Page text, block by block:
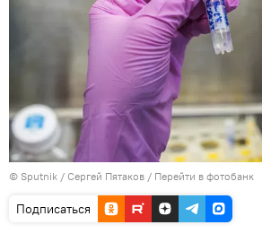
© Sputnik / Сергей Пятаков / Перейти в фотобанк
Подписаться